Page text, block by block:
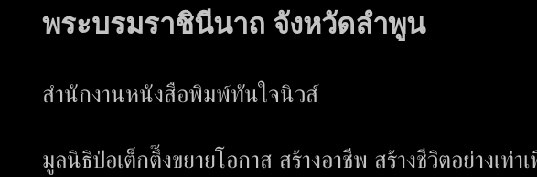
พระบรมราชินีนาถ จังหวัดลำพูน
สำนักงานหนังสือพิมพ์ทันใจนิวส์
มูลนิธิป่อเต็กตึ๊งขยายโอกาส สร้างอาชีพ สร้างชีวิตอย่างเท่า